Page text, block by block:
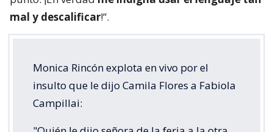
mal y descalificar!”.
Monica Rincón explota en vivo por el
insulto que le dijo Camila Flores a Fabiola
Campillai: